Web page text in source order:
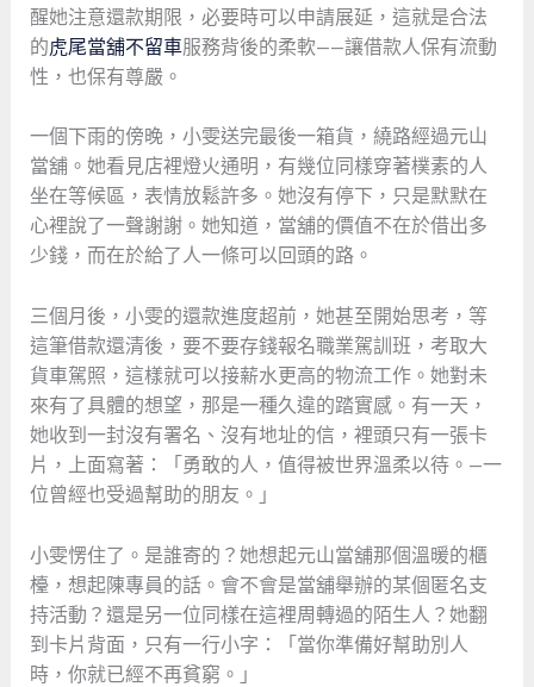
醒她注意還款期限，必要時可以申請展延，這就是合法
的虎尾當舖不留車服務背後的柔軟——讓借款人保有流動
性，也保有尊嚴。
一個下雨的傍晚，小雯送完最後一箱貨，繞路經過元山
當舖。她看見店裡燈火通明，有幾位同樣穿著樸素的人
坐在等候區，表情放鬆許多。她沒有停下，只是默默在
心裡說了一聲謝謝。她知道，當舖的價值不在於借出多
少錢，而在於給了人一條可以回頭的路。
三個月後，小雯的還款進度超前，她甚至開始思考，等
這筆借款還清後，要不要存錢報名職業駕訓班，考取大
貨車駕照，這樣就可以接薪水更高的物流工作。她對未
來有了具體的想望，那是一種久違的踏實感。有一天，
她收到一封沒有署名、沒有地址的信，裡頭只有一張卡
片，上面寫著：「勇敢的人，值得被世界溫柔以待。—一
位曾經也受過幫助的朋友。」
小雯愣住了。是誰寄的？她想起元山當舖那個溫暖的櫃
檯，想起陳專員的話。會不會是當舖舉辦的某個匿名支
持活動？還是另一位同樣在這裡周轉過的陌生人？她翻
到卡片背面，只有一行小字：「當你準備好幫助別人
時，你就已經不再貧窮。」